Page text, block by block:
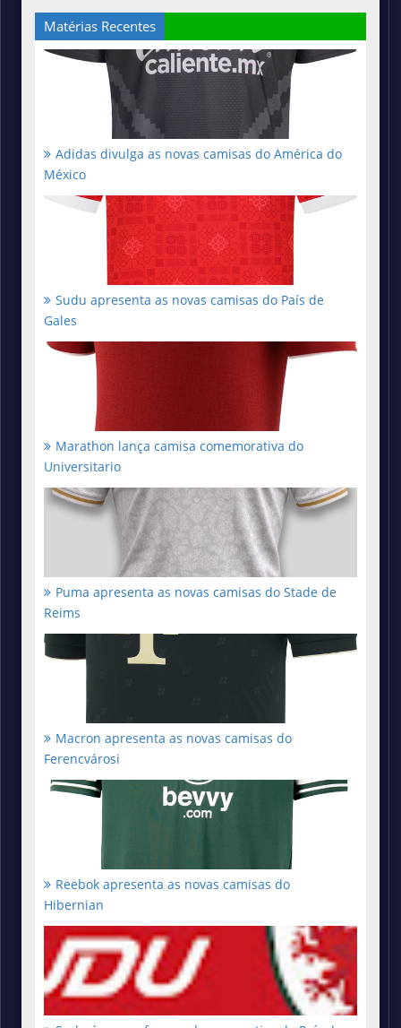
Matérias Recentes
Adidas divulga as novas camisas do América do
México
Sudu apresenta as novas camisas do País de
Gales
Marathon lança camisa comemorativa do
Universitario
Puma apresenta as novas camisas do Stade de
Reims
Macron apresenta as novas camisas do
Ferencvárosi
Reebok apresenta as novas camisas do
Hibernian